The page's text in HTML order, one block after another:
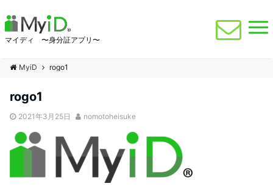
マイディ 〜身分証アプリ〜
MyiD rogo1
rogo1
2021年3月25日 nomotoheisuke